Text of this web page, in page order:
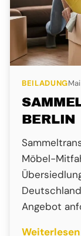
BEILADUNG
BERLIN
Möbel-
Angebot